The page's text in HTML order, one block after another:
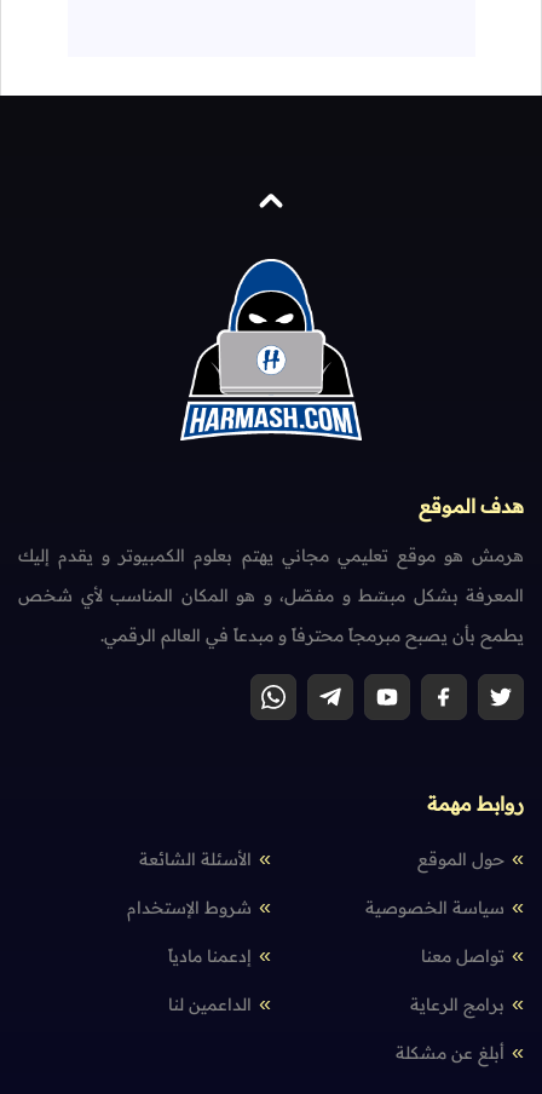
هدف الموقع
هرمش هو موقع تعليمي مجاني يهتم بعلوم الكمبيوتر و يقدم إليك
المعرفة بشكل مبسّط و مفصّل، و هو المكان المناسب لأي شخص
يطمح بأن يصبح مبرمجاً محترفاً و مبدعاً في العالم الرقمي.
روابط مهمة
حول الموقع الأسئلة الشائعة
سياسة الخصوصية شروط الإستخدام
تواصل معنا إدعمنا مادياً
برامج الرعاية الداعمين لنا
أبلغ عن مشكلة